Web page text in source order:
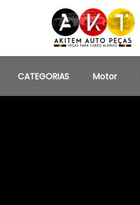
CATEGORIAS Motor